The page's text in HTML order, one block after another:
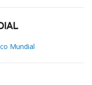
Mundial